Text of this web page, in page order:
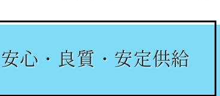
安心・良質・ 安定供給